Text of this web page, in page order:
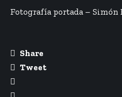
Fotografía portada – Simón
Share
Tweet